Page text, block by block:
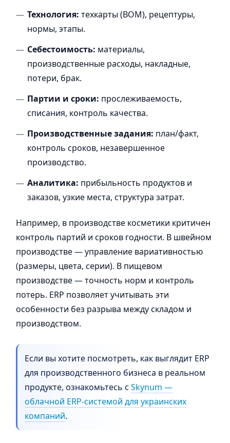
Технология: техкарты (BOM), рецептуры,
нормы, этапы.
Себестоимость: материалы,
производственные расходы, накладные,
потери, брак.
Партии и сроки: прослеживаемость,
списания, контроль качества.
Производственные задания: план/факт,
контроль сроков, незавершенное
производство.
Аналитика: прибыльность продуктов и
заказов, узкие места, структура затрат.
Например, в производстве косметики критичен
контроль партий и сроков годности. В швейном
производстве — управление вариативностью
(размеры, цвета, серии). В пищевом
производстве — точность норм и контроль
потерь. ERP позволяет учитывать эти
особенности без разрыва между складом и
производством.
Если вы хотите посмотреть, как выглядит ERP
для производственного бизнеса в реальном
продукте, ознакомьтесь с Skynum —
облачной ERP-системой для украинских
компаний.